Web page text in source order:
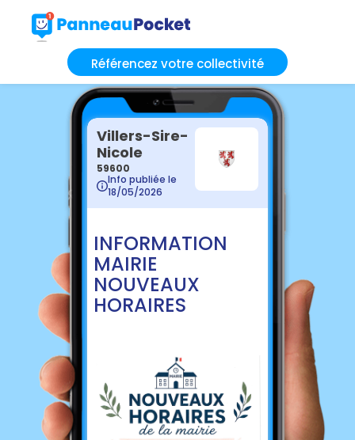
Référencez votre collectivité
Villers-Sire-
Nicole
59600
Info publiée le
18/05/2026
INFORMATION
MAIRIE
NOUVEAUX
HORAIRES